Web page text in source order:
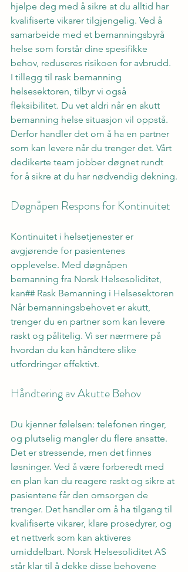
hjelpe deg med å sikre at du alltid har
kvalifiserte vikarer tilgjengelig. Ved å
samarbeide med et bemanningsbyrå
helse som forstår dine spesifikke
behov, reduseres risikoen for avbrudd.
I tillegg til rask bemanning
helsesektoren, tilbyr vi også
fleksibilitet. Du vet aldri når en akutt
bemanning helse situasjon vil oppstå.
Derfor handler det om å ha en partner
som kan levere når du trenger det. Vårt
dedikerte team jobber døgnet rundt
for å sikre at du har nødvendig dekning.
Døgnåpen Respons for Kontinuitet
Kontinuitet i helsetjenester er
avgjørende for pasientenes
opplevelse. Med døgnåpen
bemanning fra Norsk Helsesoliditet,
kan## Rask Bemanning i Helsesektoren
Når bemanningsbehovet er akutt,
trenger du en partner som kan levere
raskt og pålitelig. Vi ser nærmere på
hvordan du kan håndtere slike
utfordringer effektivt.
Håndtering av Akutte Behov
Du kjenner følelsen: telefonen ringer,
og plutselig mangler du flere ansatte.
Det er stressende, men det finnes
løsninger. Ved å være forberedt med
en plan kan du reagere raskt og sikre at
pasientene får den omsorgen de
trenger. Det handler om å ha tilgang til
kvalifiserte vikarer, klare prosedyrer, og
et nettverk som kan aktiveres
umiddelbart. Norsk Helsesoliditet AS
står klar til å dekke disse behovene